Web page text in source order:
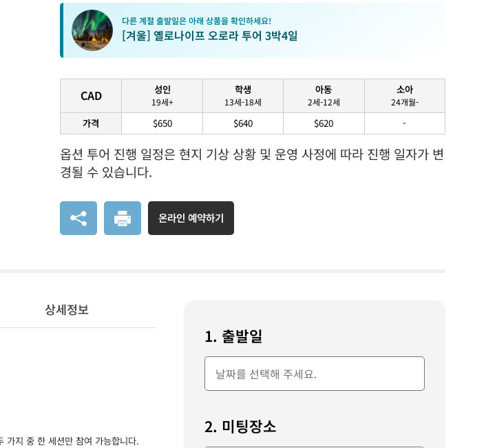
다른 계절 출발일은 아래 상품을 확인하세요!
[겨울] 옐로나이프 오로라 투어 3박4일
CAD
가격
성인
19세+
$650
학생
13세-18세
$640
아동
2세-12세
$620
소아
24개월-
-
옵션 투어 진행 일정은 현지 기상 상황 및 운영 사정에 따라 진행 일자가 변
경될 수 있습니다.
온라인 예약하기
상세정보
가지 중 한 세션만 참여 가능합니다.
1. 출발일
2. 미팅장소